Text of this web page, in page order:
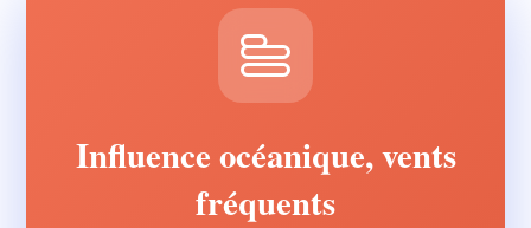
Influence océanique, vents
fréquents